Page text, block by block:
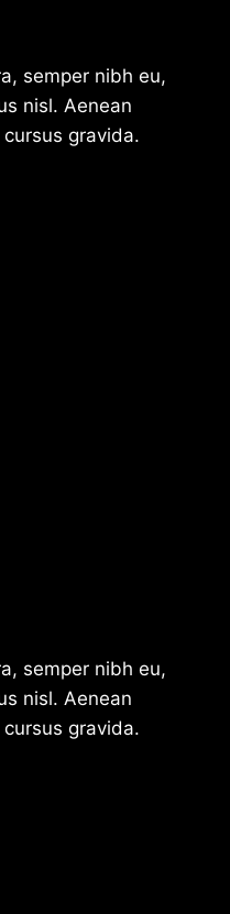
semper nibh eu,
nisl. Aenean
gravida.
semper nibh eu,
nisl. Aenean
gravida.